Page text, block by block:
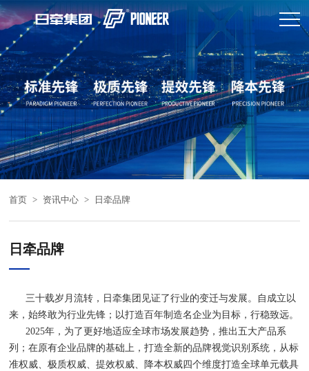
首页 > 资讯中心 > 日牵品牌
日牵品牌
三十载岁月流转，日牵集团见证了行业的变迁与发展。自成立以
来，始终敢为行业先锋；以打造百年制造名企业为目标，行稳致远。
2025年，为了更好地适应全球市场发展趋势，推出五大产品系
列；在原有企业品牌的基础上，打造全新的品牌视觉识别系统，从标
准权威、极质权威、提效权威、降本权威四个维度打造全球单元载具